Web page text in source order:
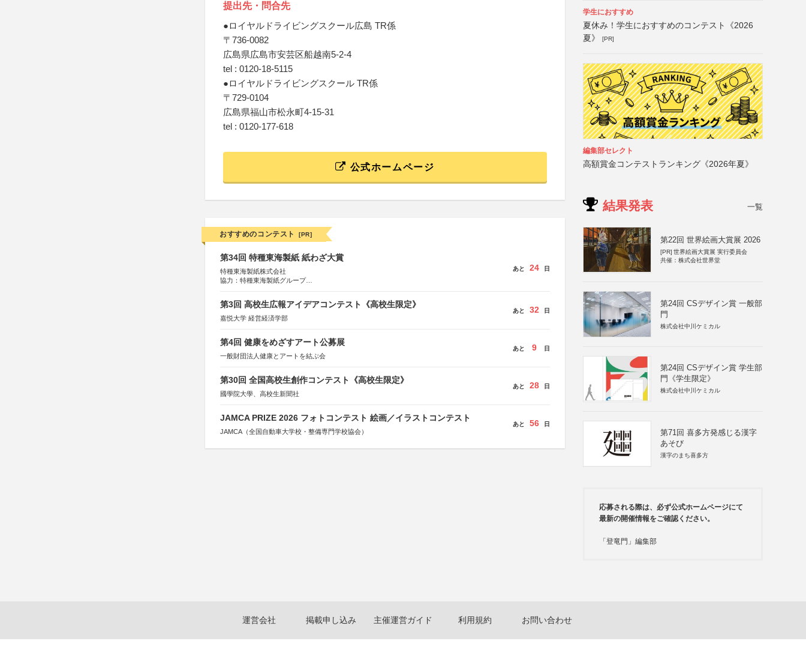
提出先・問合先
●ロイヤルドライビングスクール広島 TR係
〒736-0082
広島県広島市安芸区船越南5-2-4
tel : 0120-18-5115
●ロイヤルドライビングスクール TR係
〒729-0104
広島県福山市松永町4-15-31
tel : 0120-177-618
公式ホームページ
おすすめのコンテスト [PR]
第34回 特種東海製紙 紙わざ大賞
特種東海製紙株式会社
協力：特種東海製紙グループ
あと 24 日
第3回 高校生広報アイデアコンテスト《高校生限定》
嘉悦大学 経営経済学部
あと 32 日
第4回 健康をめざすアート公募展
一般財団法人健康とアートを結ぶ会
あと 9 日
第30回 全国高校生創作コンテスト《高校生限定》
國學院大學、高校生新聞社
あと 28 日
JAMCA PRIZE 2026 フォトコンテスト 絵画／イラストコンテスト
JAMCA（全国自動車大学校・整備専門学校協会）
あと 56 日
学生におすすめ
夏休み！学生におすすめのコンテスト《2026
夏》
[PR]
編集部セレクト
高額賞金コンテストランキング《2026年夏》
結果発表 一覧
第22回 世界絵画大賞展 2026
[PR] 世界絵画大賞展 実行委員会
共催：株式会社世界堂
第24回 CSデザイン賞 一般部
門
株式会社中川ケミカル
第24回 CSデザイン賞 学生部
門《学生限定》
株式会社中川ケミカル
第71回 喜多方発感じる漢字
あそび
漢字のまち喜多方
応募される際は、必ず公式ホームページにて
最新の開催情報をご確認ください。
「登竜門」編集部
運営会社 掲載申し込み 主催運営ガイド 利用規約 お問い合わせ